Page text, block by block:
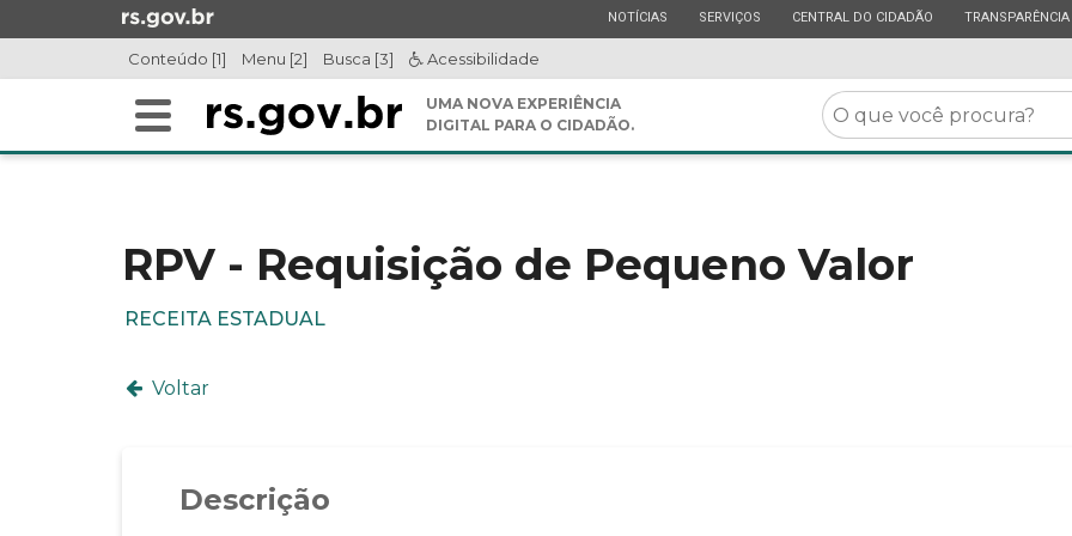
para
para
ESTADO
NOTÍCIAS ESTADO
SERVIÇOS ESTADO
CENTRAL DO CIDADÃO ESTADO
TRANSPARÊNCIA
Conteúdo [1] Menu [2] Busca [3] Acessibilidade
Alterna
UMA NOVA EXPERIÊNCIA
DIGITAL PARA O CIDADÃO.
O
que
você
RPV - Requisição de Pequeno Valor
RECEITA ESTADUAL
Voltar
Descrição